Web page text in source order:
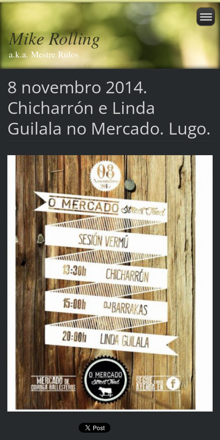
Mike Rolling
a.k.a. Mestre Rulos
8 novembro 2014.
Chicharrón e Linda
Guilala no Mercado. Lugo.